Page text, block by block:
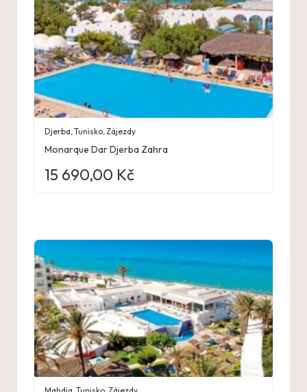
Djerba,Tunisko,Zájezdy
Monarque Dar Djerba Zahra
15 690,00 Kč